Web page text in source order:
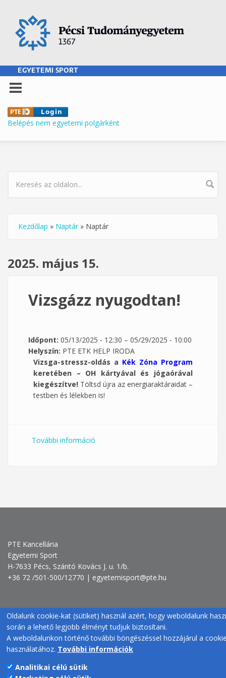
EGYETEMI SPORT
Belépés nem egyetemi polgárként
KERESÉS ŰRLAP
Jelenlegi hely
Kezdőlap » Naptár » Naptár
2025. május 15.
Vizsgázz nyugodtan!
Időpont: 05/13/2025 - 12:30 – 05/29/2025 - 10:00
Helyszín: PTE ETK HELP IRODA
Vizsga-stressz-oldás a Kék Zóna Program
keretében – OH kártyával és jógaórával
kiegészítve! Töltsd újra az energiaraktáraidat –
testben és lélekben is!
További információ
PTE Kancellária
Egyetemi Sport
H-7633 Pécs, Szántó Kovács J. u. 1/b.
+36 72 /501-500/12770 | egyetemisport@pte.hu
Oldalunk cookie-kat (sütiket) használ azért, hogy weboldalunk
során a lehető legjobb élményt tudjuk biztosítani.
A weboldalunkon történő további böngészéssel hozzájárul a
használatához. További információk
Analitikai célú sütik